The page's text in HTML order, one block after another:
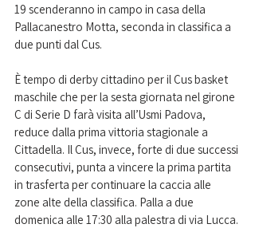
19 scenderanno in campo in casa della
Pallacanestro Motta, seconda in classifica a
due punti dal Cus.
È tempo di derby cittadino per il Cus basket
maschile che per la sesta giornata nel girone
C di Serie D farà visita all’Usmi Padova,
reduce dalla prima vittoria stagionale a
Cittadella. Il Cus, invece, forte di due successi
consecutivi, punta a vincere la prima partita
in trasferta per continuare la caccia alle
zone alte della classifica. Palla a due
domenica alle 17:30 alla palestra di via Lucca.